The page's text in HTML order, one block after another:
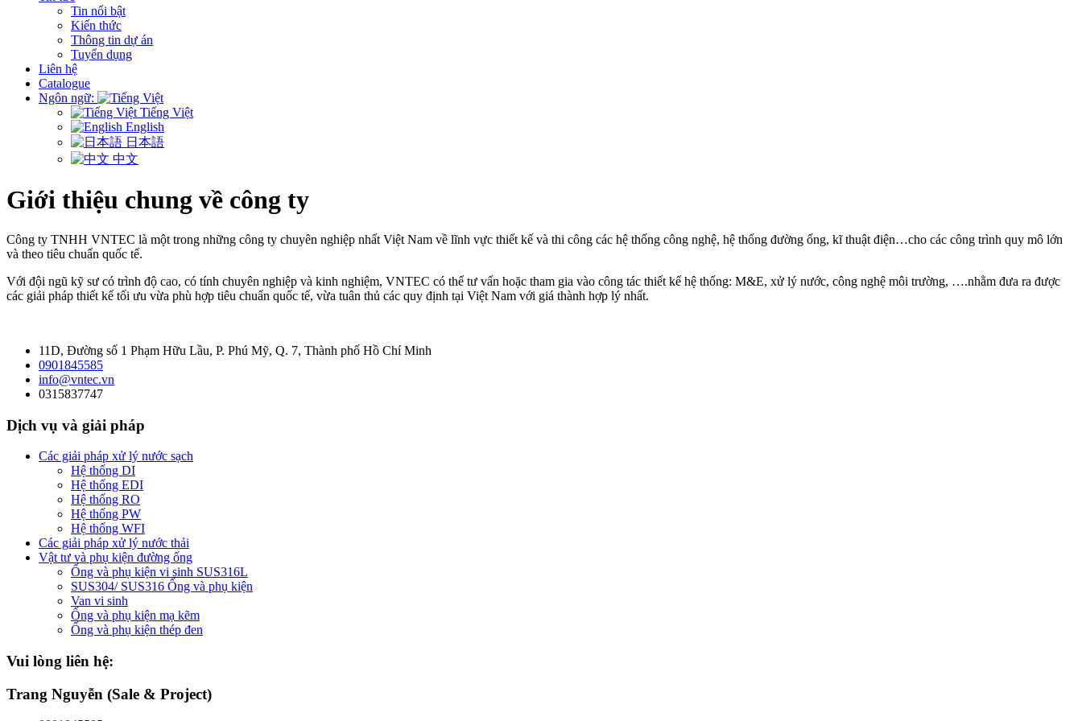
Tin nổi bật
Kiến thức
Thông tin dự án
Tuyển dụng
Liên hệ
Catalogue
Ngôn ngữ:
Tiếng Việt
English
日本語
中文
Giới thiệu chung về công ty
Công ty TNHH VNTEC là một trong những công ty chuyên nghiệp nhất Việt Nam về lĩnh vực thiết kế và thi công các hệ thống công nghệ, hệ thống đường ống, kĩ thuật điện…cho các công trình quy mô lớn
và theo tiêu chuẩn quốc tế.
Với đội ngũ kỹ sư có trình độ cao, có tính chuyên nghiệp và kinh nghiệm, VNTEC có thể tư vấn hoặc tham gia vào công tác thiết kế hệ thống: M&E, xử lý nước, công nghệ môi trường, ….nhằm đưa ra được
các giải pháp thiết kế tối ưu vừa phù hợp tiêu chuẩn quốc tế, vừa tuân thủ các quy định tại Việt Nam với giá thành hợp lý nhất.
11D, Đường số 1 Phạm Hữu Lầu, P. Phú Mỹ, Q. 7, Thành phố Hồ Chí Minh
0901845585
info@vntec.vn
0315837747
Dịch vụ và giải pháp
Các giải pháp xử lý nước sạch
Hệ thống DI
Hệ thống EDI
Hệ thống RO
Hệ thống PW
Hệ thống WFI
Các giải pháp xử lý nước thải
Vật tư và phụ kiện đường ống
Ống và phụ kiện vi sinh SUS316L
SUS304/ SUS316 Ống và phụ kiện
Van vi sinh
Ống và phụ kiện mạ kẽm
Ống và phụ kiện thép đen
Vui lòng liên hệ:
Trang Nguyễn (Sale & Project)